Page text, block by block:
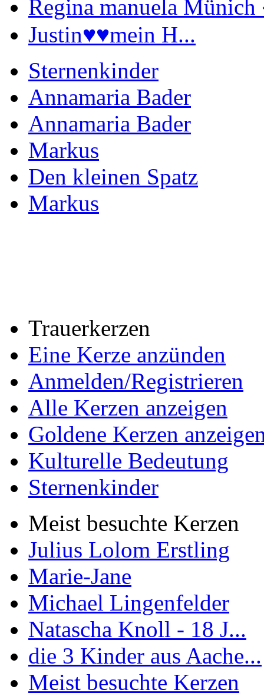
Regina manuela
Justin♥️♥️mein H...
Sternenkinder
Annamaria Bader
Annamaria Bader
Markus
Den kleinen Spatz
Markus
Trauerkerzen
Eine Kerze anzünden
Anmelden/Registrieren
Alle Kerzen anzeigen
Goldene Kerzen
Kulturelle Bedeutung
Sternenkinder
Meist besuchte Kerzen
Julius Lolom Erstling
Marie-Jane
Michael Lingenfelder
Natascha Knoll - 18 J...
die 3 Kinder aus Aache...
Meist besuchte Kerzen